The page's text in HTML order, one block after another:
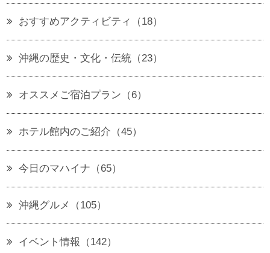
おすすめアクティビティ（18）
沖縄の歴史・文化・伝統（23）
オススメご宿泊プラン（6）
ホテル館内のご紹介（45）
今日のマハイナ（65）
沖縄グルメ（105）
イベント情報（142）